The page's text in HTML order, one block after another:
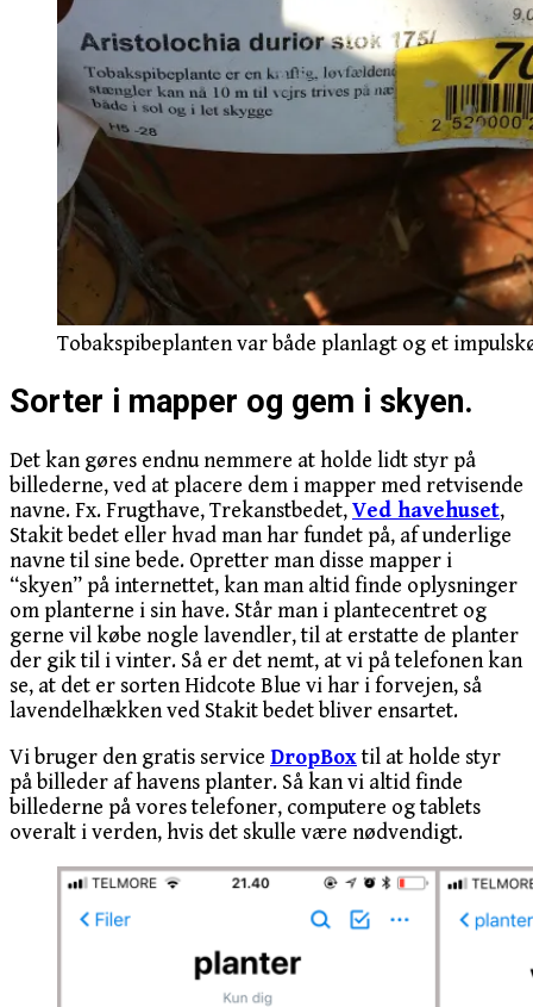
Tobakspibeplanten var både planlagt og et
Sorter i mapper og gem i skyen.
Det kan gøres endnu nemmere at holde lidt styr på
billederne, ved at placere dem i mapper med retvisende
navne. Fx. Frugthave, Trekanstbedet,Ved havehuset,
Stakit bedet eller hvad man har fundet på, af underlige
navne til sine bede. Opretter man disse mapper i
“skyen” på internettet, kan man altid finde oplysninger
om planterne i sin have. Står man i plantecentret og
gerne vil købe nogle lavendler, til at erstatte de planter
der gik til i vinter. Så er det nemt, at vi på telefonen kan
se, at det er sorten Hidcote Blue vi har i forvejen, så
lavendelhækken ved Stakit bedet bliver ensartet.
Vi bruger den gratis service DropBoxtil at holde styr
på billeder af havens planter. Så kan vi altid finde
billederne på vores telefoner, computere og tablets
overalt i verden, hvis det skulle være nødvendigt.